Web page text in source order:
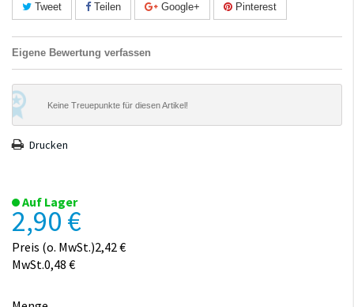
Tweet Teilen Google+ Pinterest
Eigene Bewertung verfassen
Keine Treuepunkte für diesen Artikel!
Drucken
Auf Lager
2,90 €
Preis (o. MwSt.)2,42 €
MwSt.0,48 €